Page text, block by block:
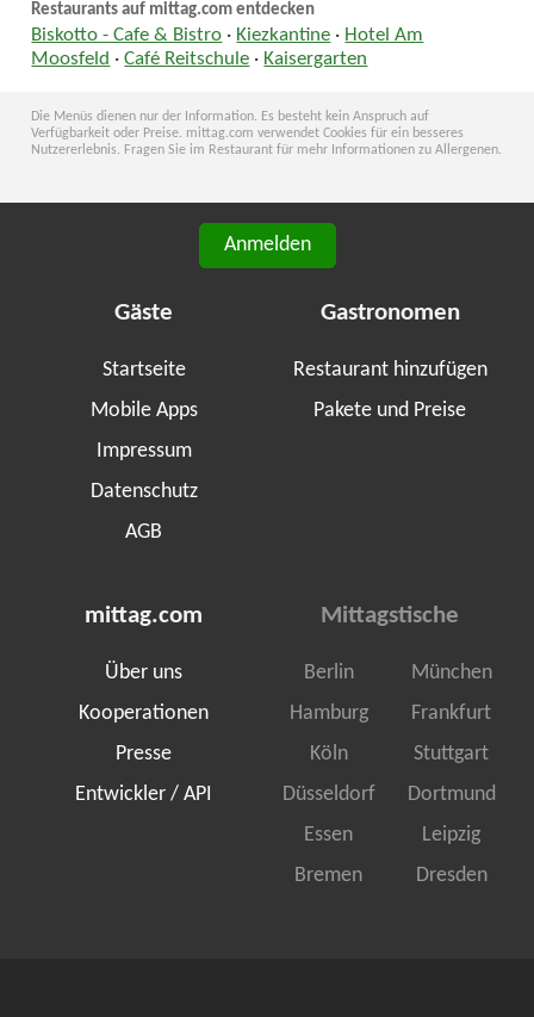
Restaurants auf mittag.com entdecken
Biskotto - Cafe & Bistro · Kiezkantine · Hotel Am
Moosfeld ·Café Reitschule · Kaisergarten
Die Menüs dienen nur der Information. Es besteht kein Anspruch auf
Verfügbarkeit oder Preise. mittag.com verwendet Cookies für ein besseres
Nutzererlebnis. Fragen Sie im Restaurant für mehr Informationen zu Allergenen.
Anmelden
Gäste
Startseite
Mobile Apps
Impressum
Datenschutz
AGB
Gastronomen
Restaurant hinzufügen
Pakete und Preise
mittag.com
Über uns
Kooperationen
Presse
Entwickler / API
Mittagstische
Berlin
München
Hamburg
Frankfurt
Köln
Stuttgart
Düsseldorf
Dortmund
Essen
Leipzig
Bremen
Dresden